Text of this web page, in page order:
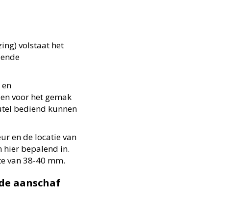
volstaat het
voor het gemak
bediend kunnen
en de locatie van
hier bepalend in.
van 38-40 mm.
aanschaf